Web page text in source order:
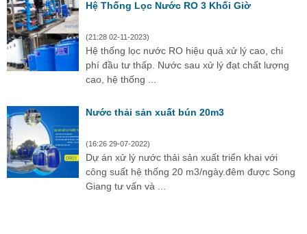
Hệ Thống Lọc Nước RO 3 Khối Giờ
(21:28 02-11-2023)
Hệ thống lọc nước RO hiệu quả xử lý cao, chi
phí đầu tư thấp. Nước sau xử lý đạt chất lượng
cao, hệ thống ...
Nước thải sản xuất bún 20m3
(16:26 29-07-2022)
Dự án xử lý nước thải sản xuất triển khai với
công suất hệ thống 20 m3/ngày.đêm được Song
Giang tư vấn và ...